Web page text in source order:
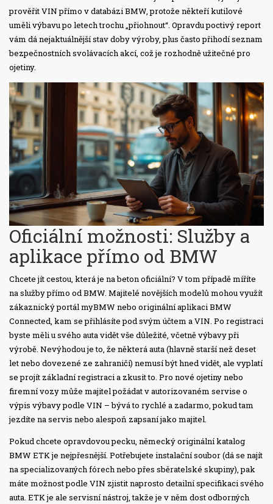
prověřit VIN přímo v databázi BMW, protože někteří kutilové
uměli výbavu po letech trochu „přiohnout“. Opravdu poctivý report
vám dá nejaktuálnější stav doby výroby, plus často přihodí seznam
bezpečnostních svolávacích akcí, což je rozhodně užitečné pro
ojetiny.
Oficiální možnosti: Služby a
aplikace přímo od BMW
Chcete jít cestou, která je na beton oficiální? V tom případě míříte
na služby přímo od BMW. Majitelé novějších modelů mohou využít
zákaznický portál myBMW nebo originální aplikaci BMW
Connected, kam se přihlásíte pod svým účtem a VIN. Po registraci
byste měli u svého auta vidět vše důležité, včetně výbavy při
výrobě. Nevýhodou je to, že některá auta (hlavně starší než deset
let nebo dovezené ze zahraničí) nemusí být hned vidět, ale vyplatí
se projít základní registraci a zkusit to. Pro nové ojetiny nebo
firemní vozy může majitel požádat v autorizovaném servise o
výpis výbavy podle VIN – bývá to rychlé a zadarmo, pokud tam
jezdíte na servis nebo alespoň zapsaní jako majitel.
Pokud chcete opravdovou pecku, německý originální katalog
BMW ETK je nejpřesnější. Potřebujete instalační soubor (dá se najít
na specializovaných fórech nebo přes sběratelské skupiny), pak
máte možnost podle VIN zjistit naprosto detailní specifikaci svého
auta. ETK je ale servisní nástroj, takže je v něm dost odborných